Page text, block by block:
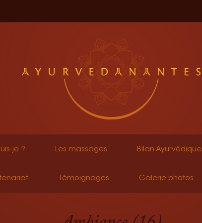
je ? Les massages Bilan Ayurvédique
Témoignages Galerie photos